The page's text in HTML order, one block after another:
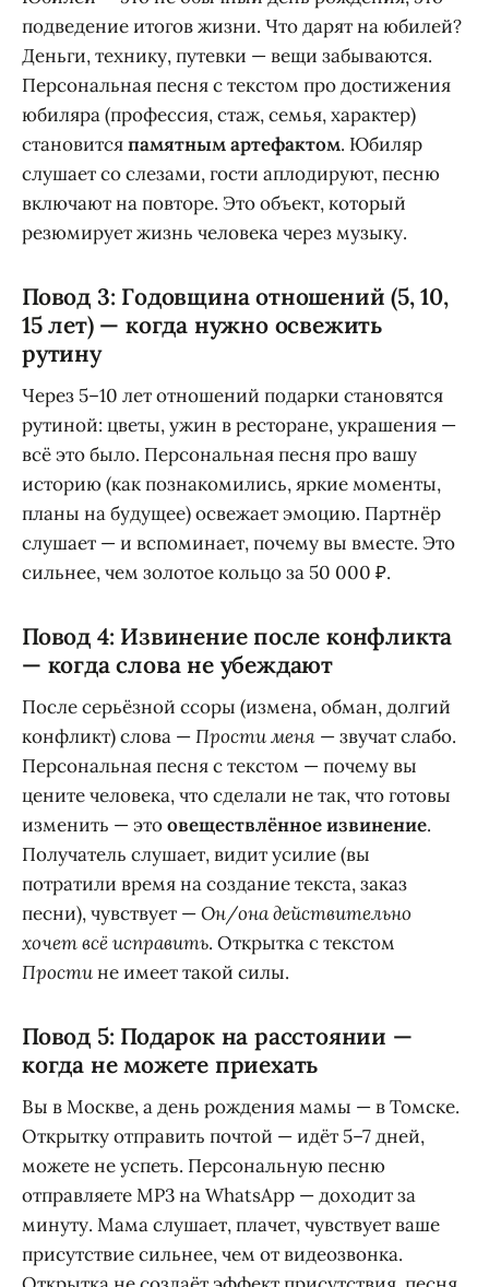
подведение итогов жизни. Что дарят на юбилей?
Деньги, технику, путевки — вещи забываются.
Персональная песня с текстом про достижения
юбиляра (профессия, стаж, семья, характер)
становитсяпамятным артефактом. Юбиляр
слушает со слезами, гости аплодируют, песню
включают на повторе. Это объект, который
резюмирует жизнь человека через музыку.
Повод 3: Годовщина отношений (5, 10,
15 лет) — когда нужно освежить
рутину
Через 5–10 лет отношений подарки становятся
рутиной: цветы, ужин в ресторане, украшения —
всё это было. Персональная песня про вашу
историю (как познакомились, яркие моменты,
планы на будущее) освежает эмоцию. Партнёр
слушает — и вспоминает, почему вы вместе. Это
сильнее, чем золотое кольцо за 50 000 ₽.
Повод 4: Извинение после конфликта
— когда слова не убеждают
После серьёзной ссоры (измена, обман, долгий
конфликт) слова —Прости меня — звучат слабо.
Персональная песня с текстом — почему вы
цените человека, что сделали не так, что готовы
изменить — этоовеществлённое извинение.
Получатель слушает, видит усилие (вы
потратили время на создание текста, заказ
песни), чувствует —Он/она действительно
хочет всё исправить. Открытка с текстом
Простине имеет такой силы.
Повод 5: Подарок на расстоянии —
когда не можете приехать
Вы в Москве, а день рождения мамы — в Томске.
Открытку отправить почтой — идёт 5–7 дней,
можете не успеть. Персональную песню
отправляете MP3 на WhatsApp — доходит за
минуту. Мама слушает, плачет, чувствует ваше
присутствие сильнее, чем от видеозвонка.